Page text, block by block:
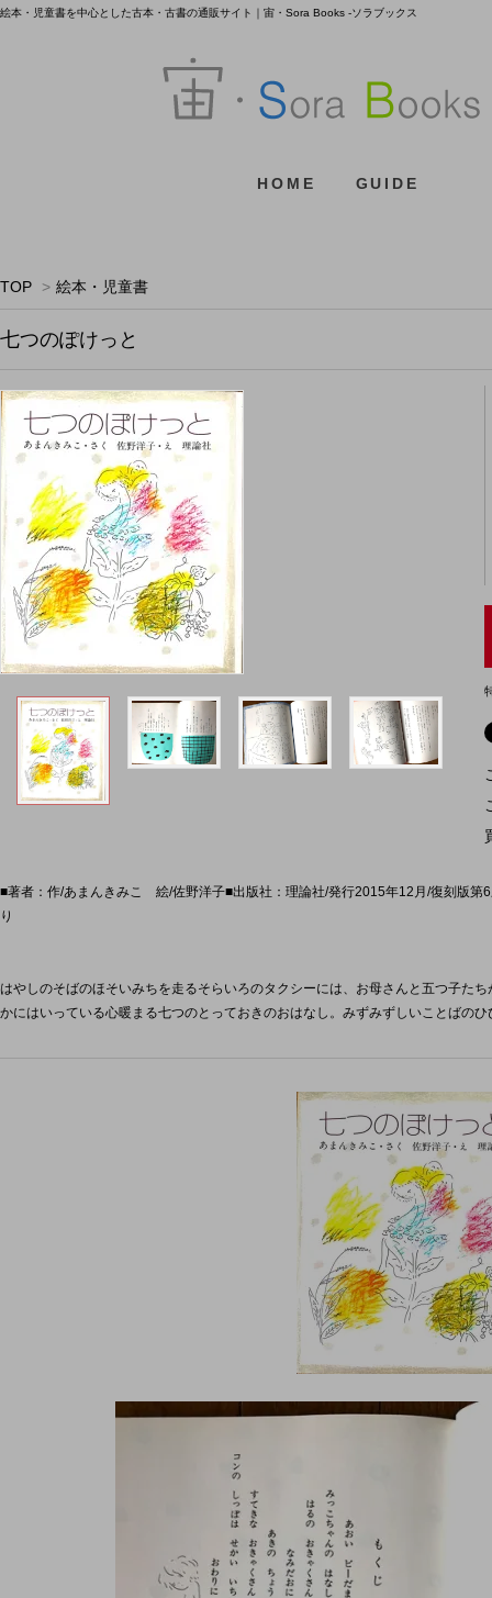
絵本・児童書を中心とした古本・古書の通販サイト｜宙・Sora Books -ソラブックス
HOME GUIDE
TOP > 絵本・児童書
七つのぽけっと
■著者：作/あまんきみこ 絵/佐野洋子■出版社：理論社/発行2015年12月/復刻版
り
はやしのそばのほそいみちを走るそらいろのタクシーには、お母さんと五つ子た
かにはいっている心暖まる七つのとっておきのおはなし。みずみずしいことばの